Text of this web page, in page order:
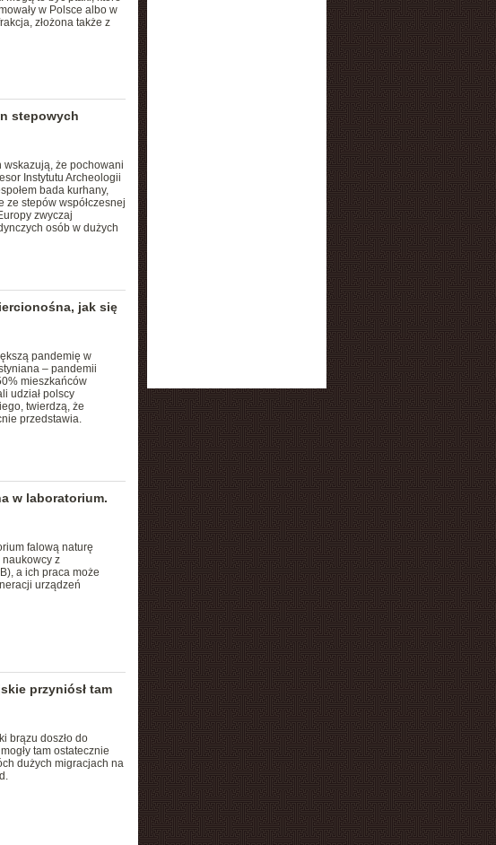
w Polsce albo w
złożona także z
stepowych
wskazują, że pochowani
Instytutu Archeologii
bada kurhany,
stepów współczesnej
zwyczaj
osób w dużych
jak się
pandemię w
– pandemii
mieszkańców
udział polscy
twierdzą, że
przedstawia.
w laboratorium.
falową naturę
z
a ich praca może
urządzeń
przyniósł tam
brązu doszło do
tam ostatecznie
dużych migracjach na